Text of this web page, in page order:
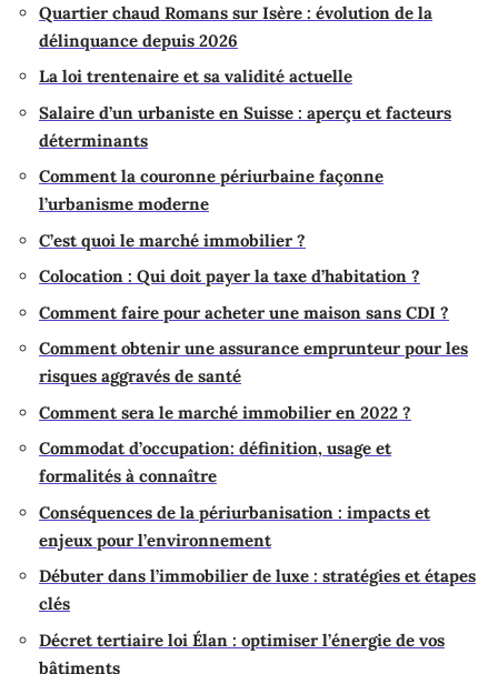
Quartier chaud Romans sur Isère : évolution de la
délinquance depuis 2026
La loi trentenaire et sa validité actuelle
Salaire d’un urbaniste en Suisse : aperçu et facteurs
déterminants
Comment la couronne périurbaine façonne
l’urbanisme moderne
C’est quoi le marché immobilier ?
Colocation : Qui doit payer la taxe d’habitation ?
Comment faire pour acheter une maison sans CDI ?
Comment obtenir une assurance emprunteur pour les
risques aggravés de santé
Comment sera le marché immobilier en 2022 ?
Commodat d’occupation: définition, usage et
formalités à connaître
Conséquences de la périurbanisation : impacts et
enjeux pour l’environnement
Débuter dans l’immobilier de luxe : stratégies et étapes
clés
Décret tertiaire loi Élan : optimiser l’énergie de vos
bâtiments